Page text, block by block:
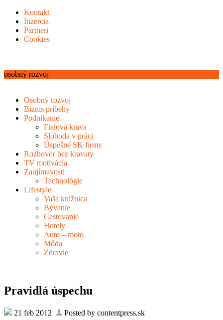
Kontakt
Inzercia
Partneri
Cookies
osobný rozvoj
Osobný rozvoj
Biznis príbehy
Podnikanie
Fialová krava
Sloboda v práci
Úspešné SK firmy
Rozhovor bez kravaty
TV motivácia
Zaujímavosti
Technológie
Lifestyle
Vaša knižnica
Bývanie
Cestovanie
Hotely
Auto – moto
Móda
Zdravie
Pravidlá úspechu
21 feb 2012 Posted by contentpress.sk